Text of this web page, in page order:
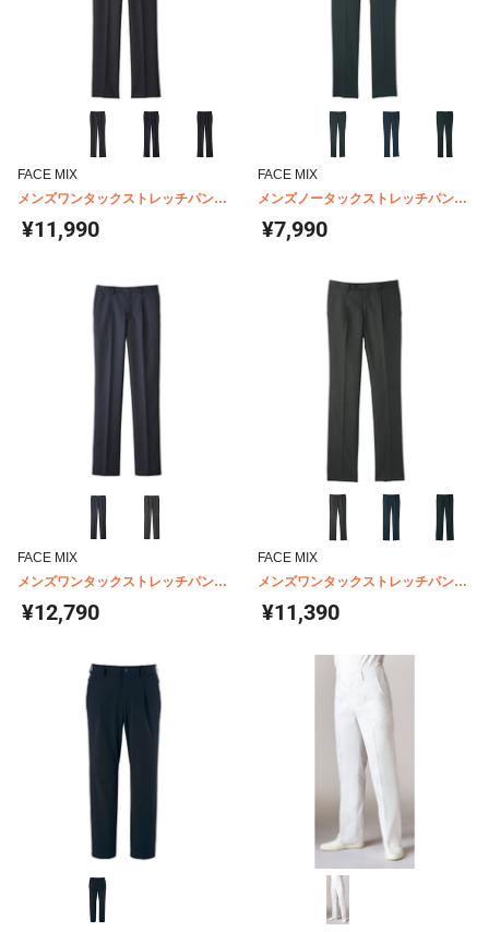
FACE MIX
メンズワンタックストレッチパンツ
FP6022M
¥11,990
FACE MIX
メンズノータックストレッチパンツ
FP6019M
¥7,990
FACE MIX
メンズワンタックストレッチパンツ
FP6029M
¥12,790
FACE MIX
メンズワンタックストレッチパンツ
FP6016M
¥11,390